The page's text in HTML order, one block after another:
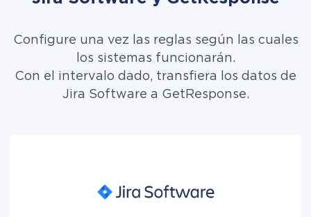
Configure una vez las reglas según las cuales
los sistemas funcionarán.
Con el intervalo dado, transfiera los datos de
Jira Software a GetResponse.